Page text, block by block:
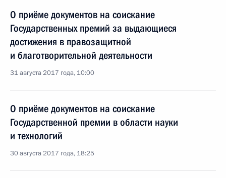
О приёме документов на соискание
Государственных премий за выдающиеся
достижения в правозащитной
и благотворительной деятельности
31 августа 2017 года, 10:00
О приёме документов на соискание
Государственной премии в области науки
и технологий
30 августа 2017 года, 18:25